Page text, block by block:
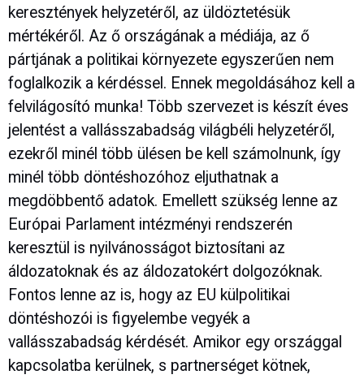
keresztények helyzetéről, az üldöztetésük
mértékéről. Az ő országának a médiája, az ő
pártjának a politikai környezete egyszerűen nem
foglalkozik a kérdéssel. Ennek megoldásához kell a
felvilágosító munka! Több szervezet is készít éves
jelentést a vallásszabadság világbéli helyzetéről,
ezekről minél több ülésen be kell számolnunk, így
minél több döntéshozóhoz eljuthatnak a
megdöbbentő adatok. Emellett szükség lenne az
Európai Parlament intézményi rendszerén
keresztül is nyilvánosságot biztosítani az
áldozatoknak és az áldozatokért dolgozóknak.
Fontos lenne az is, hogy az EU külpolitikai
döntéshozói is figyelembe vegyék a
vallásszabadság kérdését. Amikor egy országgal
kapcsolatba kerülnek, s partnerséget kötnek,